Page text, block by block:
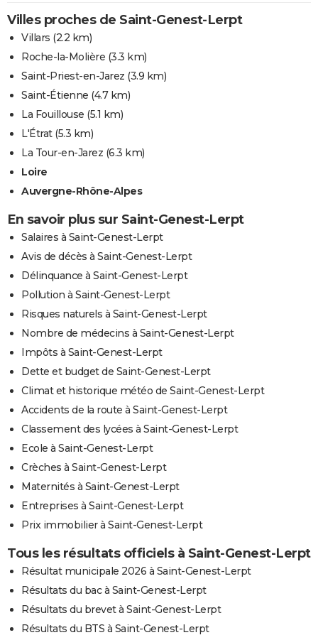
Villes proches de Saint-Genest-Lerpt
Villars (2.2 km)
Roche-la-Molière (3.3 km)
Saint-Priest-en-Jarez (3.9 km)
Saint-Étienne (4.7 km)
La Fouillouse (5.1 km)
L'Étrat(5.3 km)
La Tour-en-Jarez (6.3 km)
Loire
Auvergne-Rhône-Alpes
En savoir plus sur Saint-Genest-Lerpt
Salaires à Saint-Genest-Lerpt
Avis de décès à Saint-Genest-Lerpt
Délinquance à Saint-Genest-Lerpt
Pollution à Saint-Genest-Lerpt
Risques naturels à Saint-Genest-Lerpt
Nombre de médecins à Saint-Genest-Lerpt
Impôts à Saint-Genest-Lerpt
Dette et budget de Saint-Genest-Lerpt
Climat et historique météo de Saint-Genest-Lerpt
Accidents de la route à Saint-Genest-Lerpt
Classement des lycées à Saint-Genest-Lerpt
Ecole à Saint-Genest-Lerpt
Crèches à Saint-Genest-Lerpt
Maternités à Saint-Genest-Lerpt
Entreprises à Saint-Genest-Lerpt
Prix immobilier à Saint-Genest-Lerpt
Tous les résultats officiels à Saint-Genest-Lerpt
Résultat municipale 2026 à Saint-Genest-Lerpt
Résultats du bac à Saint-Genest-Lerpt
Résultats du brevet à Saint-Genest-Lerpt
Résultats du BTS à Saint-Genest-Lerpt